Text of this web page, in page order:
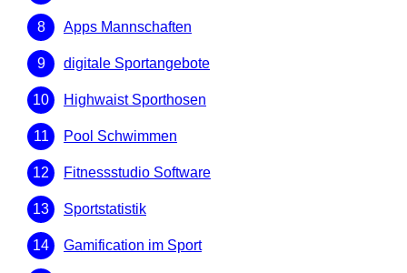
Apps Mannschaften
digitale Sportangebote
Highwaist Sporthosen
Pool Schwimmen
Fitnessstudio Software
Sportstatistik
Gamification im Sport